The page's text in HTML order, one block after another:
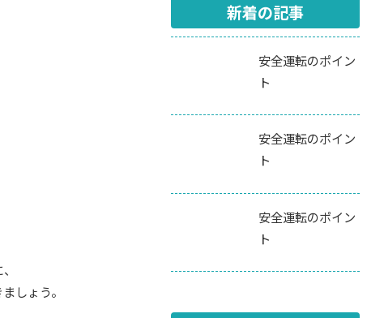
しょう。
新着の記事
安全運転のポイン
ト
安全運転のポイン
ト
安全運転のポイン
ト